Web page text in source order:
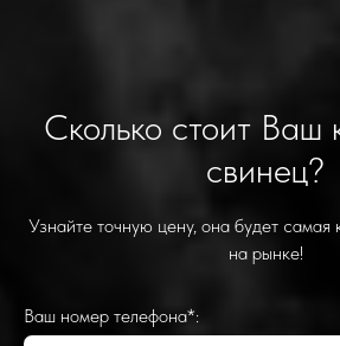
Сколько стоит Ваш
свинец?
Узнайте точную цену, она будет самая
на рынке!
Ваш номер телефона*: